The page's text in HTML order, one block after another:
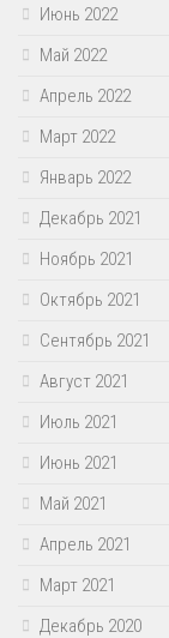
Июнь 2022
Май 2022
Апрель 2022
Март 2022
Январь 2022
Декабрь 2021
Ноябрь 2021
Октябрь 2021
Сентябрь 2021
Август 2021
Июль 2021
Июнь 2021
Май 2021
Апрель 2021
Март 2021
Декабрь 2020